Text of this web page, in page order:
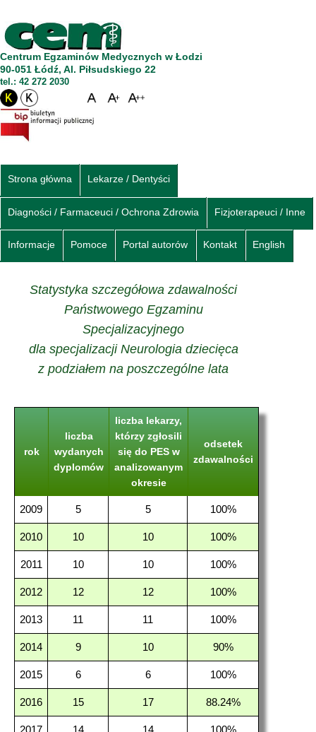
Centrum Egzaminów Medycznych w Łodzi
90-051 Łódź, Al. Piłsudskiego 22
tel.: 42 272 2030
Strona główna Lekarze / Dentyści
Diagności / Farmaceuci / Ochrona Zdrowia Fizjoterapeuci / Inne
Informacje Pomoce Portal autorów Kontakt English
Statystyka szczegółowa zdawalności
Państwowego Egzaminu
Specjalizacyjnego
dla specjalizacji Neurologia dziecięca
z podziałem na poszczególne lata
rok
liczba
wydanych
dyplomów
liczba lekarzy,
którzy zgłosili
się do PES w
analizowanym
okresie
odsetek
zdawalności
2009 5 5 100%
2010 10 10 100%
2011 10 10 100%
2012 12 12 100%
2013 11 11 100%
2014 9 10 90%
2015 6 6 100%
2016 15 17 88.24%